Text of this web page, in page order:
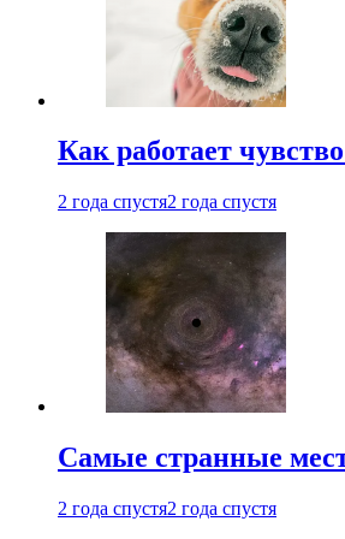
Как работает
2 года спустя2 года спустя
Самые странные
2 года спустя2 года спустя